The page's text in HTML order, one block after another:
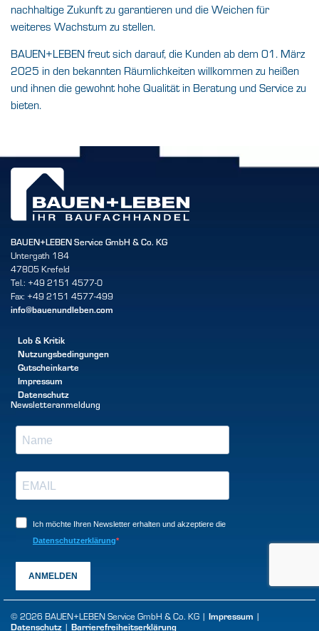
nachhaltige Zukunft zu garantieren und die Weichen für
weiteres Wachstum zu stellen.
BAUEN+LEBEN freut sich darauf, die Kunden ab dem 01. März
2025 in den bekannten Räumlichkeiten willkommen zu heißen
und ihnen die gewohnt hohe Qualität in Beratung und Service zu
bieten.
BAUEN+LEBEN Service GmbH & Co. KG
Untergath 184
47805 Krefeld
Tel.: +49 2151 4577-0
Fax: +49 2151 4577-499
info@bauenundleben.com
Lob & Kritik
Nutzungsbedingungen
Gutscheinkarte
Impressum
Datenschutz
Newsletteranmeldung
Ich möchte Ihren Newsletter erhalten und akzeptiere die
Datenschutzerklärung
ANMELDEN
© 2026 BAUEN+LEBEN Service GmbH & Co. KG | Impressum |
Datenschutz | Barrierefreiheitserklärung